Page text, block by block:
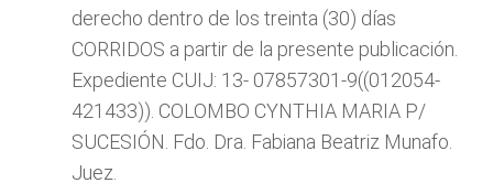
derecho dentro de los treinta (30) días
CORRIDOS a partir de la presente publicación.
Expediente CUIJ: 13- 07857301-9((012054-
421433)). COLOMBO CYNTHIA MARIA P/
SUCESIÓN. Fdo. Dra. Fabiana Beatriz Munafo.
Juez.